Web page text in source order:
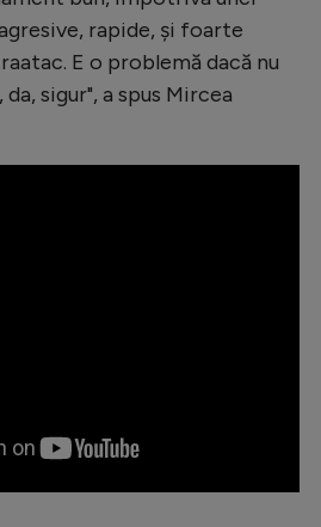
cont
rapide, și foarte
E o problemă dacă nu
sigur", a spus Mircea